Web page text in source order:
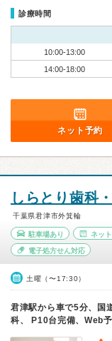
診療時間
10:00-13:00
14:00-18:00
ネット予約
しらとり歯科
千葉県君津市外箕輪
駐車場あり ネッ
電子処方せん対応
土曜（〜17:30）
君津駅から車で5分、国
科、 P10台完備、Web